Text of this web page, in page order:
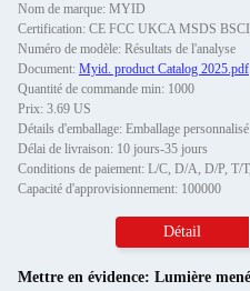
Nom de marque: MYID
Certification: CE FCC UKCA MSDS
Numéro de modèle: Résultats de l'analyse
Document: Myid. product Catalog 2025.pdf
Quantité de commande min: 1000
Prix: 3.69 US
Détails d'emballage: Emballage personnalisé
Délai de livraison: 10 jours-35 jours
Conditions de paiement: L/C, D/A, D/P, T/
Capacité d'approvisionnement: 100000
Détail
Mettre en évidence: Lumière